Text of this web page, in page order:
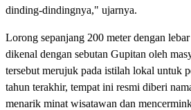
dinding-dindingnya," ujarnya.
Lorong sepanjang 200 meter dengan
dikenal dengan sebutan Gupitan oleh
tersebut merujuk pada istilah lokal untuk
tahun terakhir, tempat ini resmi diberi
menarik minat wisatawan dan